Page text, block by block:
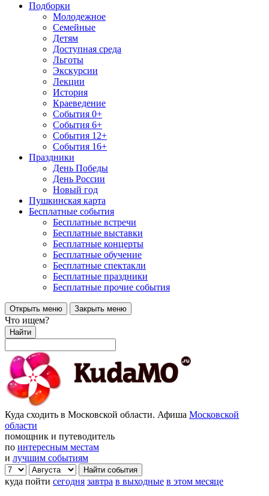
Подборки
Молодежное
Семейные
Детям
Доступная среда
Льготы
Экскурсии
Лекции
История
Краеведение
События 0+
События 6+
События 12+
События 16+
Праздники
День Победы
День России
Новый год
Пушкинская карта
Бесплатные события
Бесплатные встречи
Бесплатные выставки
Бесплатные концерты
Бесплатные обучение
Бесплатные спектакли
Бесплатные праздники
Бесплатные прочие события
Открыть меню Закрыть меню
Что ищем?
Найти
Куда сходить в Московской области. Афиша Московской
области
помощник и путеводитель
по интересным местам
и лучшим событиям
куда пойти сегодня завтра в выходные в этом месяце